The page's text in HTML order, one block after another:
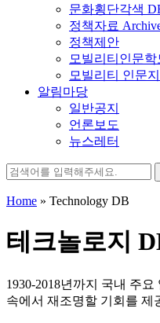
문화횡단각색
정책자료
정책제안
모빌리티인문학
모빌리티 인문
알림마당
일반공지
언론보도
뉴스레터
검
Home » Technology DB
테크놀로지
1930-2018년까지 국내 주
속에서 재조명할 기회를 제